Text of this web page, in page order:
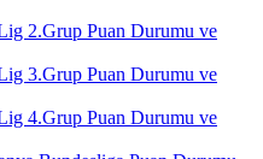
2.Grup Puan Durumu ve
3.Grup Puan Durumu ve
4.Grup Puan Durumu ve